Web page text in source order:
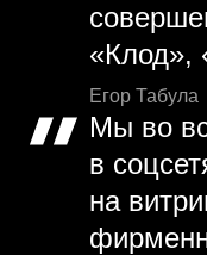
«Клод»,
Егор Табула
Мы во
в
на